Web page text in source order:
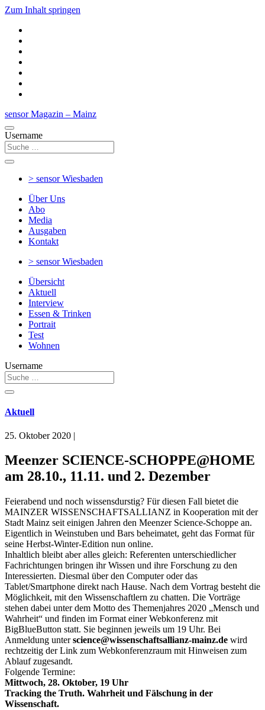
Zum Inhalt springen
sensor Magazin – Mainz
Username
> sensorWiesbaden
Über Uns
Abo
Media
Ausgaben
Kontakt
> sensorWiesbaden
Übersicht
Aktuell
Interview
Essen & Trinken
Portrait
Test
Wohnen
Username
Aktuell
25. Oktober 2020 |
Meenzer SCIENCE-SCHOPPE@HOME
am 28.10., 11.11. und 2. Dezember
Feierabend und noch wissensdurstig? Für diesen Fall bietet die
MAINZER WISSENSCHAFTSALLIANZ in Kooperation mit der
Stadt Mainz seit einigen Jahren den Meenzer Science-Schoppe an.
Eigentlich in Weinstuben und Bars beheimatet, geht das Format für
seine Herbst-Winter-Edition nun online.
Inhaltlich bleibt aber alles gleich: Referenten unterschiedlicher
Fachrichtungen bringen ihr Wissen und ihre Forschung zu den
Interessierten. Diesmal über den Computer oder das
Tablet/Smartphone direkt nach Hause. Nach dem Vortrag besteht die
Möglichkeit, mit den Wissenschaftlern zu chatten. Die Vorträge
stehen dabei unter dem Motto des Themenjahres 2020 „Mensch und
Wahrheit“ und finden im Format einer Webkonferenz mit
BigBlueButton statt. Sie beginnen jeweils um 19 Uhr. Bei
Anmeldung unterscience@wissenschaftsallianz-mainz.de wird
rechtzeitig der Link zum Webkonferenzraum mit Hinweisen zum
Ablauf zugesandt.
Folgende Termine:
Mittwoch, 28. Oktober, 19 Uhr
Tracking the Truth. Wahrheit und Fälschung in der
Wissenschaft.